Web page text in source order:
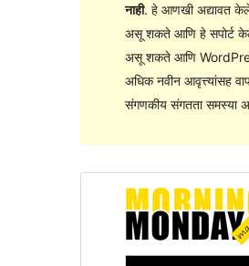
नाही. हे आणखी अद्यावत
असू शकते आणि हे सपोर्ट
असू शकते आणि
अधिक नवीन आवृत्त्यांसह
संगणकीय संगतता समस्या